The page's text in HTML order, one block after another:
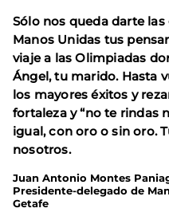
Sólo nos queda darte
Manos Unidas tus
viaje a las Olimpiadas
Ángel, tu marido. Hasta
los mayores éxitos y
fortaleza y “no te rindas
igual, con oro o sin oro.
nosotros.
Juan Antonio Montes
Presidente-delegado de
Getafe